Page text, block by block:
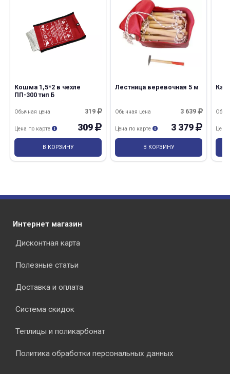
Кошма 1,5*2 в чехле
ПП-300 тип Б
319
Обычная цена
309
Цена по карте
В КОРЗИНУ
Лестница веревочная 5 м
3 639
Обычная цена
3 379
Цена по карте
В КОРЗИНУ
Цена
раз в 2 недели
Интернет магазин
Дисконтная карта
Полезные статьи
Доставка и оплата
Система скидок
Теплицы и поликарбонат
Политика обработки персональных данных